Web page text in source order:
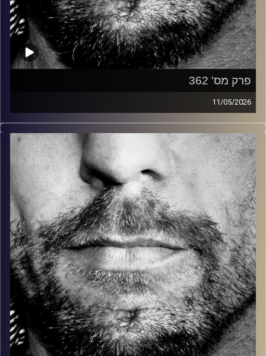
פרק מס' 362
11/05/2026
זיפים, מוזיקה מחוספסת של הופעות חיות. הרבה ג'אם, רוק,
בלוז, bluegrass, ג'אז, Fאנק, פרוגרסיב ואפילו אלקטרוניקה.
כל מה שחי, אמיתי ונושם.
עם שמוליק רגב.
קרדיט תמונות: David Goehring